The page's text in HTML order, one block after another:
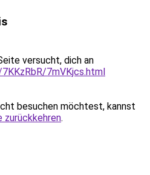
versucht, dich an
7mVKjcs.html
besuchen möchtest, kannst
zurückkehren.